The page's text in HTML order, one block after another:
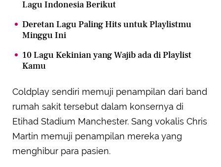
Lagu Indonesia Berikut
Deretan Lagu Paling Hits untuk Playlistmu
Minggu Ini
10 Lagu Kekinian yang Wajib ada di Playlist
Kamu
Coldplay sendiri memuji penampilan dari band
rumah sakit tersebut dalam konsernya di
Etihad Stadium Manchester. Sang vokalis Chris
Martin memuji penampilan mereka yang
menghibur para pasien.